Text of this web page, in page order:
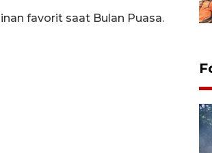
favorit saat Bulan Puasa.